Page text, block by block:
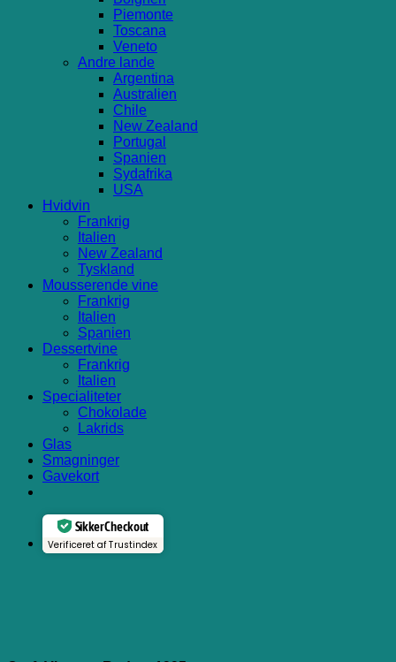
Piemonte
Toscana
Veneto
Andre lande
Argentina
Australien
Chile
New Zealand
Portugal
Spanien
Sydafrika
USA
Hvidvin
Frankrig
Italien
New Zealand
Tyskland
Mousserende vine
Frankrig
Italien
Spanien
Dessertvine
Frankrig
Italien
Specialiteter
Chokolade
Lakrids
Glas
Smagninger
Gavekort
Sikker Checkout
Verificeret af Trustindex